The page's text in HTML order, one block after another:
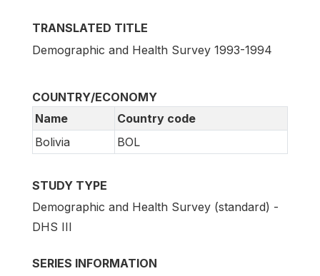
TRANSLATED TITLE
Demographic and Health Survey 1993-1994
COUNTRY/ECONOMY
Name
Country code
Bolivia
BOL
STUDY TYPE
Demographic and Health Survey (standard) -
DHS III
SERIES INFORMATION